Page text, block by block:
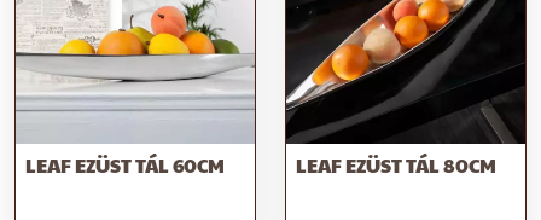
LEAF EZÜST TÁL 60CM LEAF EZÜST TÁL 80CM